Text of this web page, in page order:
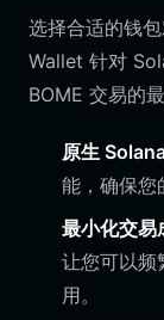
选择合适的钱
Wallet 针对
BOME 交易的
原生
能，确保您
最小化交易
让您可以频
用。